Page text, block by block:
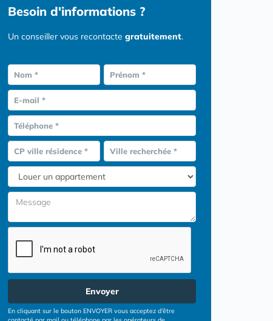
Besoin d'informations ?
Un conseiller vous recontacte gratuitement.
Nom * Prénom *
E-mail *
Téléphone *
CP ville résidence * Ville recherchée *
Envoyer
En cliquant sur le bouton ENVOYER vous acceptez d’être